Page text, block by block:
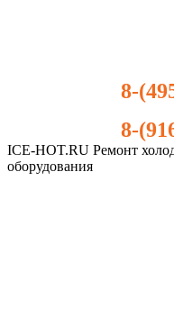
8-
8-
ICE-HOT.RU Ремонт
оборудования